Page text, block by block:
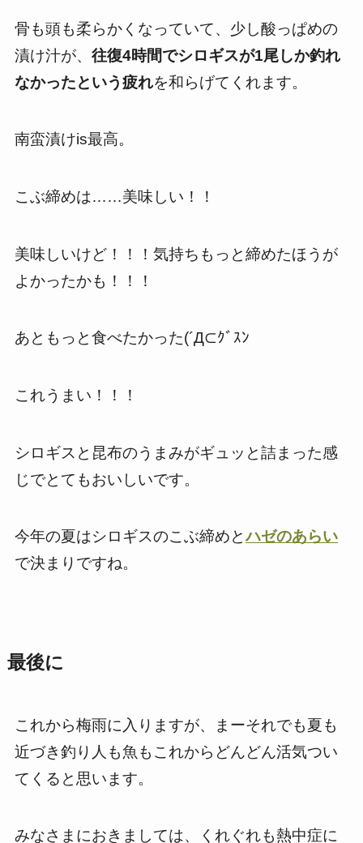
骨も頭も柔らかくなっていて、少し酸っぱめの
漬け汁が、 往復4時間でシロギスが1尾しか釣れ
なかったという疲れを和らげてくれます。
南蛮漬けis最高。
こぶ締めは……美味しい！！
美味しいけど！！！気持ちもっと締めたほうが
よかったかも！！！
あともっと食べたかった(´Д⊂ｸﾞｽﾝ
これうまい！！！
シロギスと昆布のうまみがギュッと詰まった感
じでとてもおいしいです。
今年の夏はシロギスのこぶ締めとハゼのあらい
で決まりですね。
最後に
これから梅雨に入りますが、まーそれでも夏も
近づき釣り人も魚もこれからどんどん活気つい
てくると思います。
みなさまにおきましては、くれぐれも熱中症に